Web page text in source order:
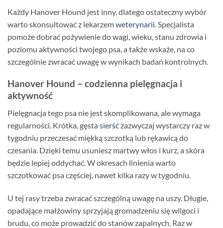
Każdy Hanover Hound jest inny, dlatego ostateczny wybór
warto skonsultować z lekarzemweterynarii . Specjalista
pomoże dobrać pożywienie do wagi, wieku, stanu zdrowia i
poziomu aktywności twojego psa, a także wskaże, na co
szczególnie zwracać uwagę w wynikach badań kontrolnych.
Hanover Hound – codzienna pielęgnacja i
aktywność
Pielęgnacja tego psa nie jest skomplikowana, ale wymaga
regularności. Krótka, gęsta sierśćzazwyczaj wystarczy raz w
tygodniu przeczesać miękką szczotką lub rękawicą do
czesania. Dzięki temu usuniesz martwy włos i kurz, a skóra
będzie lepiej oddychać. W okresach linienia warto
szczotkować psa częściej, nawet kilka razy w tygodniu.
U tej rasy trzeba zwracać szczególną uwagę na uszy. Długie,
opadające małżowiny sprzyjają gromadzeniu się wilgoci i
brudu, co może prowadzić do stanów zapalnych. Raz w